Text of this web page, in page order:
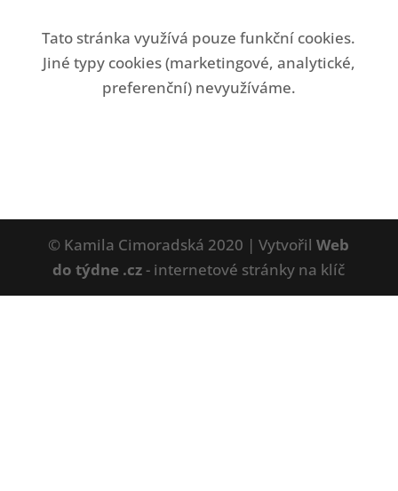
Tato stránka využívá pouze funkční cookies.
Jiné typy cookies (marketingové, analytické,
preferenční) nevyužíváme.
© Kamila Cimoradská 2020 | VytvořilWeb
do týdne .cz- internetové stránky na klíč